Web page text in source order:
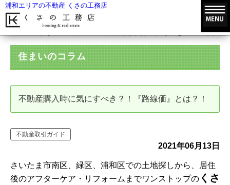
浦和エリアの不動産 くさの工務店
不動産購入時に気にすべき？！『路線価
住まいのコラム
不動産購入時に気にすべき？！『路線価』とは？！
不動産取引ガイド
2021年06月13日
さいたま市南区、緑区、浦和区での土地探しから、居住
後のアフターケア・リフォームまでワンストップの くさ